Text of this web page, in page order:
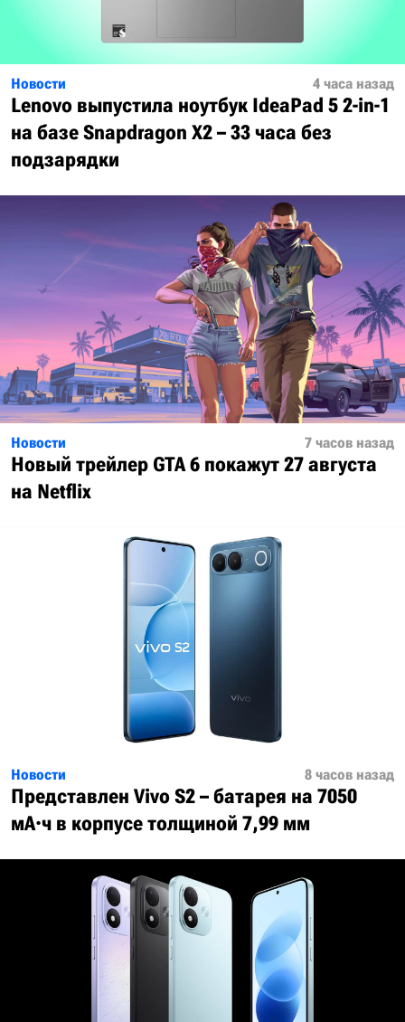
Новости 4 часа назад
Lenovo выпустила ноутбук IdeaPad 5 2-in-1
на базе Snapdragon X2 – 33 часа без
подзарядки
Новости 7 часов назад
Новый трейлер GTA 6 покажут 27 августа
на Netflix
Новости 8 часов назад
Представлен Vivo S2 – батарея на 7050
мА·ч в корпусе толщиной 7,99 мм